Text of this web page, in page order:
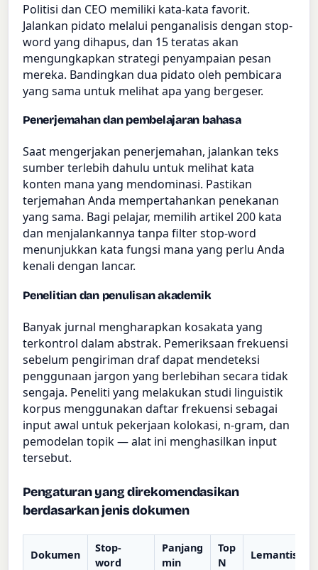
Politisi dan CEO memiliki kata-kata favorit.
Jalankan pidato melalui penganalisis dengan stop-
word yang dihapus, dan 15 teratas akan
mengungkapkan strategi penyampaian pesan
mereka. Bandingkan dua pidato oleh pembicara
yang sama untuk melihat apa yang bergeser.
Penerjemahan dan pembelajaran bahasa
Saat mengerjakan penerjemahan, jalankan teks
sumber terlebih dahulu untuk melihat kata
konten mana yang mendominasi. Pastikan
terjemahan Anda mempertahankan penekanan
yang sama. Bagi pelajar, memilih artikel 200 kata
dan menjalankannya tanpa filter stop-word
menunjukkan kata fungsi mana yang perlu Anda
kenali dengan lancar.
Penelitian dan penulisan akademik
Banyak jurnal mengharapkan kosakata yang
terkontrol dalam abstrak. Pemeriksaan frekuensi
sebelum pengiriman draf dapat mendeteksi
penggunaan jargon yang berlebihan secara tidak
sengaja. Peneliti yang melakukan studi linguistik
korpus menggunakan daftar frekuensi sebagai
input awal untuk pekerjaan kolokasi, n-gram, dan
pemodelan topik — alat ini menghasilkan input
tersebut.
Pengaturan yang direkomendasikan
berdasarkan jenis dokumen
Dokumen
Stop-
word
Panjang
min
Top
N
Lemantisasi